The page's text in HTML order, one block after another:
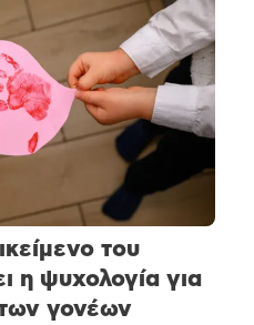
του
η ψυχολογία για
γονέων